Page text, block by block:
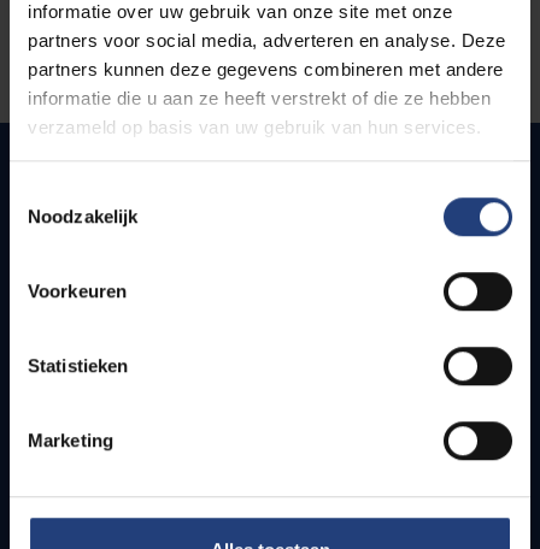
informatie over uw gebruik van onze site met onze
partners voor social media, adverteren en analyse. Deze
partners kunnen deze gegevens combineren met andere
informatie die u aan ze heeft verstrekt of die ze hebben
verzameld op basis van uw gebruik van hun services.
Noodzakelijk
Voorkeuren
Statistieken
Marketing
Snel naar
Bereikbaarheid